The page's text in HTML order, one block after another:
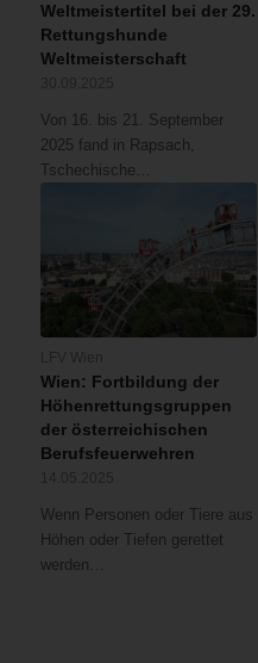
Weltmeistertitel bei der 29.
Rettungshunde
Weltmeisterschaft
Von 16. bis 21. September
2025 fand in Rapsach,
Tschechische…
Wien: Fortbildung der
Höhenrettungsgruppen
der österreichischen
Berufsfeuerwehren
Wenn Personen oder Tiere aus
Höhen oder Tiefen gerettet
werden…